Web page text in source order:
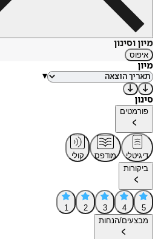
מיון וסינון
איפוס
מיון
▾
סינון
פורמטים
דיגיטלי מודפס
קולי
ביקורות
5
4
3
2
1
מבצעים/הנחות